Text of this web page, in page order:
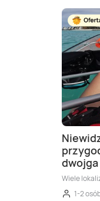
dwojga
Wiele
1-2